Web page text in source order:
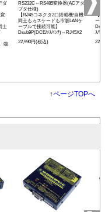
ダ
変
士
端
RS232C⇔RS485変換器(ACアダ
プタ仕様)
【RJ45コネクタ2口搭載機!自機
同士もカスケードも市販LANケ
ーブルで接続可能】
Dsub9P(DCE/ﾒｽ/ｲﾝﾁ)⇔RJ45X2
22,990円(税込)
【
ー
ｽ/ﾐﾘ)
↑ページTOPへ